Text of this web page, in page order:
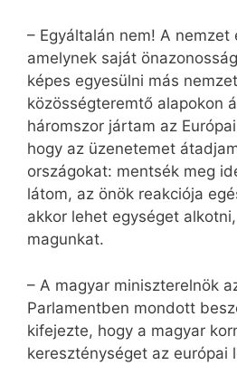
– Egyáltalán nem! A nemzet
amelynek saját
képes egyesülni más
közösségteremtő alapokon
háromszor jártam az
hogy az üzenetemet
országokat: mentsék meg
látom, az önök reakciója
akkor lehet egységet
magunkat.
– A magyar miniszterelnök
Parlamentben mondott
kifejezte, hogy a magyar
kereszténységet az európai